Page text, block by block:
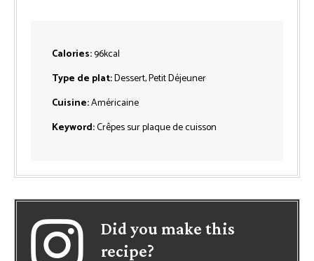
Calories:96kcal
Type de plat:Dessert, Petit Déjeuner
Cuisine:Américaine
Keyword:Crêpes sur plaque de cuisson
Did you make this
recipe?